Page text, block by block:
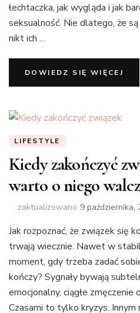
łechtaczka, jak wygląda i jak
seksualność. Nie dlatego, że
nikt ich …
DOWIEDZ SIĘ WIĘCEJ
LIFESTYLE
Kiedy zakończyć
warto o niego
zaktualizowano 9 października,
Jak rozpoznać, że związek się
trwają wiecznie. Nawet w
moment, gdy trzeba zadać
kończy? Sygnały bywają
emocjonalny, ciągłe zmęczenie
Czasami to tylko kryzys. Innym